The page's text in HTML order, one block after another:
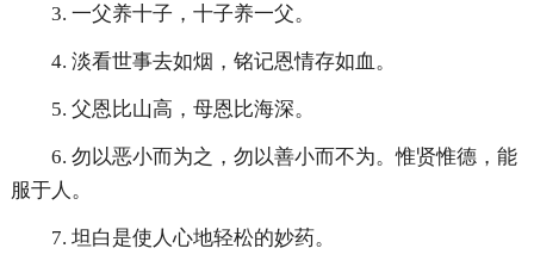
3. 一父养十子，十子养一父。
4. 淡看世事去如烟，铭记恩情存如血。
5. 父恩比山高，母恩比海深。
6. 勿以恶小而为之，勿以善小而不为。惟贤惟德，能
服于人。
7. 坦白是使人心地轻松的妙药。